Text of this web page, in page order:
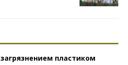
пластиком